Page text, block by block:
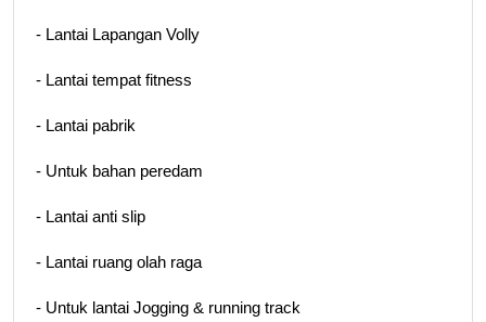
- Lantai Lapangan Volly
- Lantai tempat fitness
- Lantai pabrik
- Untuk bahan peredam
- Lantai anti slip
- Lantai ruang olah raga
- Untuk lantai Jogging & running track